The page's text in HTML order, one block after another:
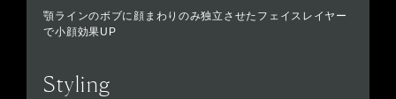
顎ラインのボブに顔まわりのみ独立させたフェイスレイヤー
で小顔効果UP
Styling